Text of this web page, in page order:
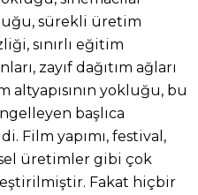
sürekli üretim
sınırlı eğitim
zayıf dağıtım ağları
yokluğu, bu
başlıca
Film yapımı, festival,
üretimler gibi çok
Fakat hiçbir